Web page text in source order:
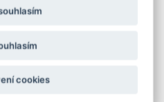
SOUVISEJÍCÍ
FOLIE!!
cookies